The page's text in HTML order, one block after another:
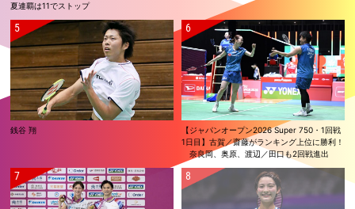
夏連覇は11でストップ
銭谷 翔
【ジャパンオープン2026 Super 750・1回戦
1日目】古賀／齋藤がランキング上位に勝利！
奈良岡、奥原、渡辺／田口も2回戦進出